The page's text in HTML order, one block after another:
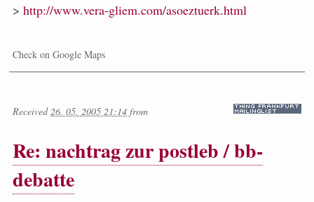
> http://www.vera-gliem.com/asoeztuerk.html
Check on Google Maps
Received26. 05. 2005 21:14 from
Re: nachtrag zur postleb / bb-
debatte